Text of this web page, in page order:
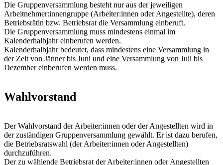
Die Gruppenversammlung besteht nur aus der jeweiligen
Arbeitnehmer:innengruppe (Arbeiter:innen oder Angestellte), deren
Betriebsrätin bzw. Betriebsrat die Versammlung einberuft.
Die Gruppenversammlung muss mindestens einmal im
Kalenderhalbjahr einberufen werden.
Kalenderhalbjahr bedeutet, dass mindestens eine Versammlung in
der Zeit von Jänner bis Juni und eine Versammlung von Juli bis
Dezember einberufen werden muss.
Wahlvorstand
Der Wahlvorstand der Arbeiter:innen oder der Angestellten wird in
der zuständigen Gruppenversammlung gewählt. Er ist dazu berufen,
die Betriebsratswahl (der Arbeiter:innen oder Angestellten)
durchzuführen.
Der zu wählende Betriebsrat der Arbeiter:innen oder Angestellten